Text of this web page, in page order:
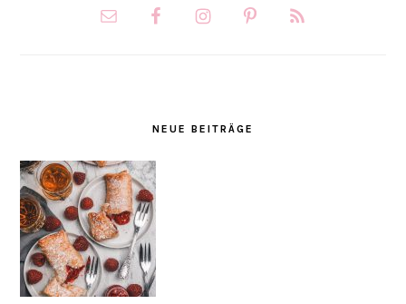
NEUE BEITRÄGE